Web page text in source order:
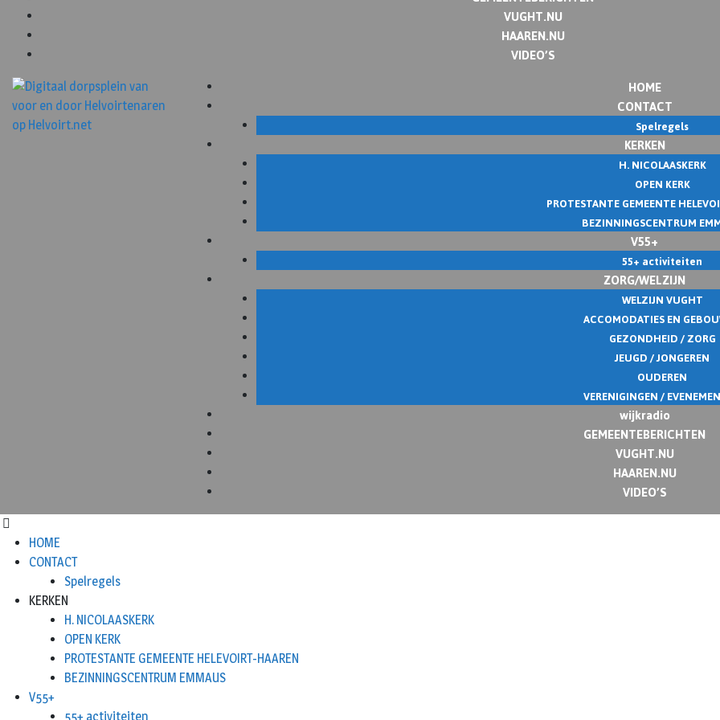
VUGHT.NU
HAAREN.NU
VIDEO’S
HOME
CONTACT
Spelregels
KERKEN
H. NICOLAASKERK
OPEN KERK
PROTESTANTE GEMEENTE
BEZINNINGSCENTRUM
V55+
55+ activiteiten
ZORG/WELZIJN
WELZIJN VUGHT
ACCOMODATIES EN
GEZONDHEID / ZORG
JEUGD / JONGEREN
OUDEREN
VERENIGINGEN /
wijkradio
GEMEENTEBERICHTEN
VUGHT.NU
HAAREN.NU
VIDEO’S
HOME
CONTACT
Spelregels
KERKEN
H. NICOLAASKERK
OPEN KERK
PROTESTANTE GEMEENTE HELEVOIRT-HAAREN
BEZINNINGSCENTRUM EMMAUS
V55+
55+ activiteiten